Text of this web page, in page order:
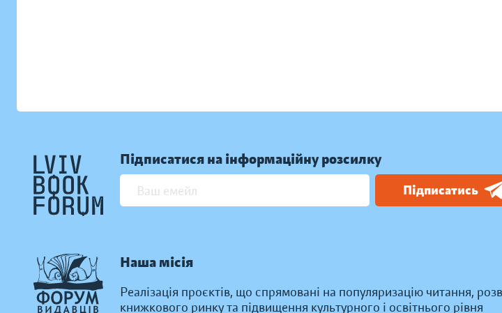
Підписатися на інформаційну розсилку
Підписатись
Наша місія
Реалізація проєктів, що спрямовані на популяризацію читання,
книжкового ринку та підвищення культурного і освітнього рівня